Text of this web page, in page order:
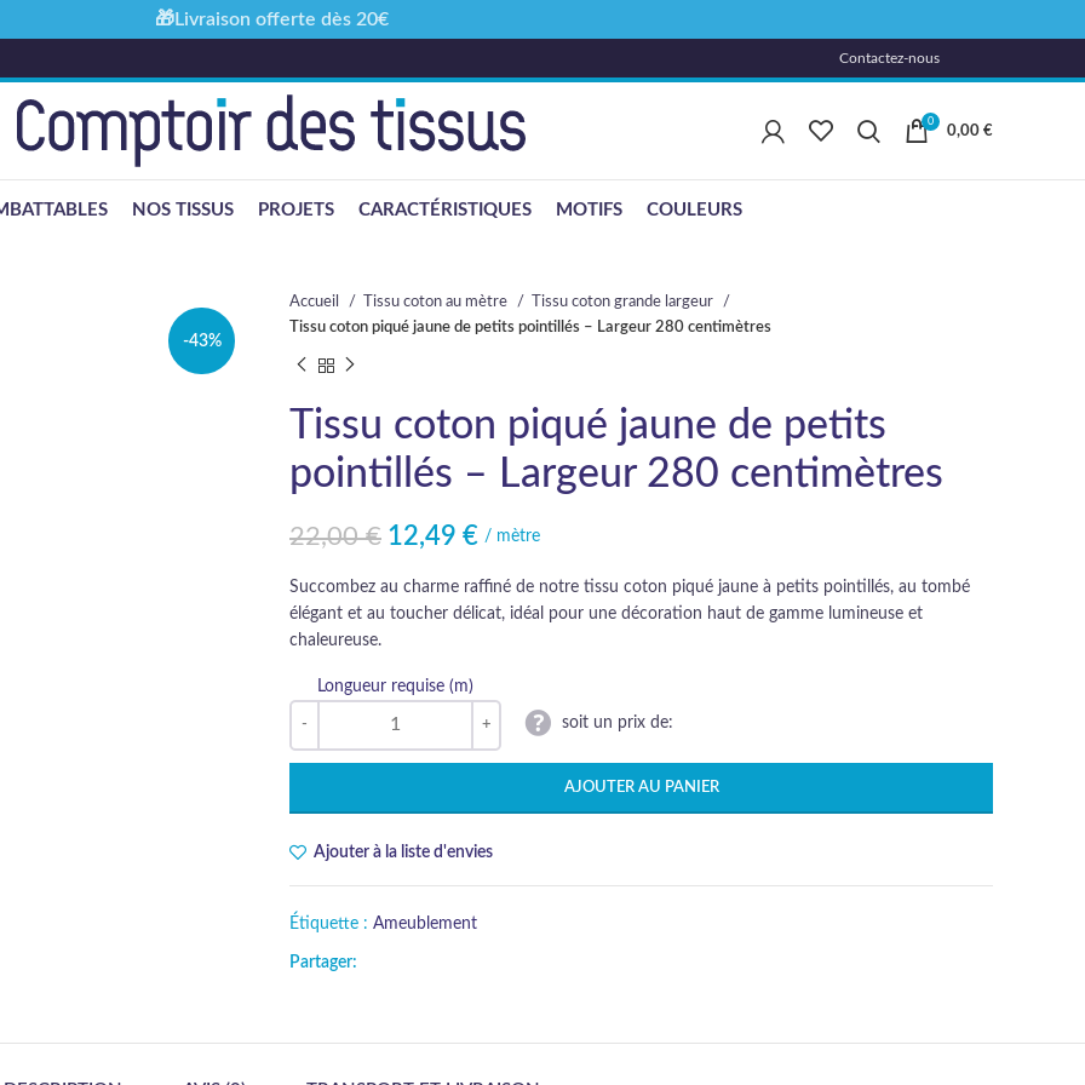
Contactez-nous
0
0,00 €
NOS TISSUS PROJETS CARACTÉRISTIQUES MOTIFS COULEURS
-43%
Accueil Tissu coton au mètre
Tissu coton grande largeur
Tissu coton piqué jaune de petits pointillés – Largeur 280 centimètres
Tissu coton piqué jaune de petits
pointillés – Largeur 280 centimètres
22,00€
Le prix initial était : 22,00 €.
12,49 €
Le prix actuel est : 12,49 €./ mètre
Succombez au charme raffiné de notre tissu coton piqué jaune à petits pointillés, au tombé
élégant et au toucher délicat, idéal pour une décoration haut de gamme lumineuse et
chaleureuse.
Longueur requise (m)
soit un prix de:
AJOUTER AU PANIER
Ajouter à la liste d'envies
Étiquette : Ameublement
Partager:
🎁Livraison offerte dès 20€